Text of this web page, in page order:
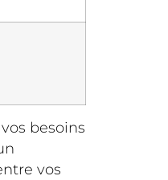
besoins
vos